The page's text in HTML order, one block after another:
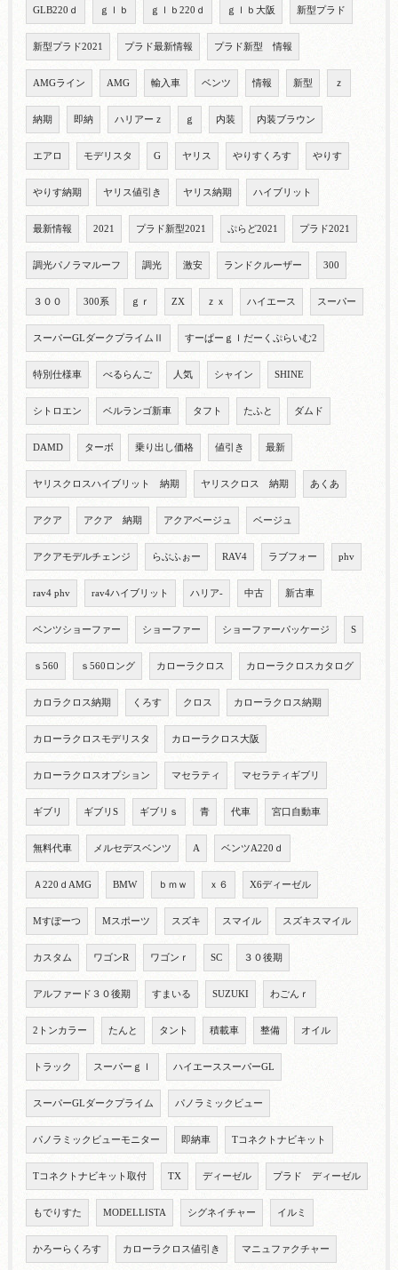
GLB220ｄ ｇｌｂ ｇｌｂ220ｄ ｇｌｂ大阪 新型プラド
新型プラド2021 プラド最新情報 プラド新型 情報
AMGライン AMG 輸入車 ベンツ 情報 新型 ｚ
納期 即納 ハリアーｚ ｇ 内装 内装ブラウン
エアロ モデリスタ G ヤリス やりすくろす やりす
やりす納期 ヤリス値引き ヤリス納期 ハイブリット
最新情報 2021 プラド新型2021 ぷらど2021 プラド2021
調光パノラマルーフ 調光 激安 ランドクルーザー 300
３００ 300系 ｇｒ ZX ｚｘ ハイエース スーパー
スーパーGLダークプライムⅡ すーぱーｇｌだーくぷらいむ2
特別仕様車 べるらんご 人気 シャイン SHINE
シトロエン ベルランゴ新車 タフト たふと ダムド
DAMD ターボ 乗り出し価格 値引き 最新
ヤリスクロスハイブリット 納期 ヤリスクロス 納期 あくあ
アクア アクア 納期 アクアベージュ ベージュ
アクアモデルチェンジ らぶふぉー RAV4 ラブフォー phv
rav4 phv rav4ハイブリット ハリア- 中古 新古車
ベンツショーファー ショーファー ショーファーパッケージ S
ｓ560 ｓ560ロング カローラクロス カローラクロスカタログ
カロラクロス納期 くろす クロス カローラクロス納期
カローラクロスモデリスタ カローラクロス大阪
カローラクロスオプション マセラティ マセラティギブリ
ギブリ ギブリS ギブリｓ 青 代車 宮口自動車
無料代車 メルセデスベンツ A ベンツA220ｄ
Ａ220ｄAMG BMW ｂｍｗ ｘ６ X6ディーゼル
Mすぽーつ Mスポーツ スズキ スマイル スズキスマイル
カスタム ワゴンR ワゴンｒ SC ３０後期
アルファード３０後期 すまいる SUZUKI わごんｒ
2トンカラー たんと タント 積載車 整備 オイル
トラック スーパーｇｌ ハイエーススーパーGL
スーパーGLダークプライム パノラミックビュー
パノラミックビューモニター 即納車 Tコネクトナビキット
Tコネクトナビキット取付 TX ディーゼル プラド ディーゼル
もでりすた MODELLISTA シグネイチャー イルミ
かろーらくろす カローラクロス値引き マニュファクチャー